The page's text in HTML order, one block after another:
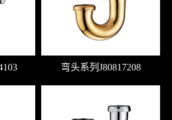
弯头系列J80817208